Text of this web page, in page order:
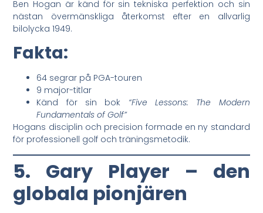
Ben Hogan är känd för sin tekniska perfektion och sin
nästan övermänskliga återkomst efter en allvarlig
bilolycka 1949.
Fakta:
64 segrar på PGA-touren
9 major-titlar
Känd för sin bok “Five Lessons: The Modern
Fundamentals of Golf”
Hogans disciplin och precision formade en ny standard
för professionell golf och träningsmetodik.
5. Gary Player – den
globala pionjären